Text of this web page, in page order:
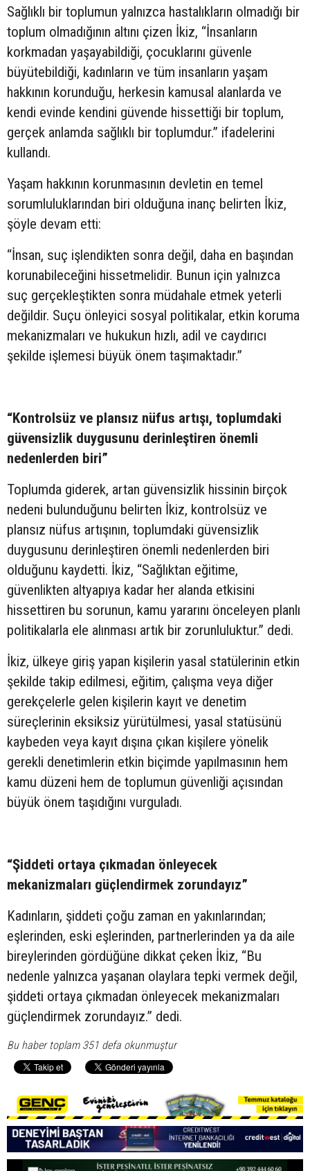
Sağlıklı bir toplumun yalnızca hastalıkların olmadığı bir
toplum olmadığının altını çizen İkiz, “İnsanların
korkmadan yaşayabildiği, çocuklarını güvenle
büyütebildiği, kadınların ve tüm insanların yaşam
hakkının korunduğu, herkesin kamusal alanlarda ve
kendi evinde kendini güvende hissettiği bir toplum,
gerçek anlamda sağlıklı bir toplumdur.” ifadelerini
kullandı.
Yaşam hakkının korunmasının devletin en temel
sorumluluklarından biri olduğuna inanç belirten İkiz,
şöyle devam etti:
“İnsan, suç işlendikten sonra değil, daha en başından
korunabileceğini hissetmelidir. Bunun için yalnızca
suç gerçekleştikten sonra müdahale etmek yeterli
değildir. Suçu önleyici sosyal politikalar, etkin koruma
mekanizmaları ve hukukun hızlı, adil ve caydırıcı
şekilde işlemesi büyük önem taşımaktadır.”
“Kontrolsüz ve plansız nüfus artışı, toplumdaki
güvensizlik duygusunu derinleştiren önemli
nedenlerden biri”
Toplumda giderek, artan güvensizlik hissinin birçok
nedeni bulunduğunu belirten İkiz, kontrolsüz ve
plansız nüfus artışının, toplumdaki güvensizlik
duygusunu derinleştiren önemli nedenlerden biri
olduğunu kaydetti. İkiz, “Sağlıktan eğitime,
güvenlikten altyapıya kadar her alanda etkisini
hissettiren bu sorunun, kamu yararını önceleyen planlı
politikalarla ele alınması artık bir zorunluluktur.” dedi.
İkiz, ülkeye giriş yapan kişilerin yasal statülerinin etkin
şekilde takip edilmesi, eğitim, çalışma veya diğer
gerekçelerle gelen kişilerin kayıt ve denetim
süreçlerinin eksiksiz yürütülmesi, yasal statüsünü
kaybeden veya kayıt dışına çıkan kişilere yönelik
gerekli denetimlerin etkin biçimde yapılmasının hem
kamu düzeni hem de toplumun güvenliği açısından
büyük önem taşıdığını vurguladı.
“Şiddeti ortaya çıkmadan önleyecek
mekanizmaları güçlendirmek zorundayız”
Kadınların, şiddeti çoğu zaman en yakınlarından;
eşlerinden, eski eşlerinden, partnerlerinden ya da aile
bireylerinden gördüğüne dikkat çeken İkiz, “Bu
nedenle yalnızca yaşanan olaylara tepki vermek değil,
şiddeti ortaya çıkmadan önleyecek mekanizmaları
güçlendirmek zorundayız.” dedi.
Bu haber toplam 351 defa okunmuştur